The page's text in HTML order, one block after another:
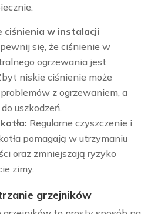
ciśnienia w instalacji
się, że ciśnienie w
ogrzewania jest
niskie ciśnienie może
z ogrzewaniem, a
uszkodzeń.
Regularne czyszczenie i
pomagają w utrzymaniu
oraz zmniejszają ryzyko
zimy.
grzejników